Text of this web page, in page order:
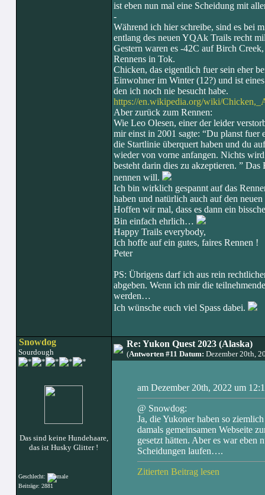
ist eben nun mal eine Scheidung mit
-
Während ich hier schreibe, sind es bei
entlang des neuen YQAk Trails recht
Gestern waren es -42C auf Birch
Rennens in Tok.
Chicken, das eigentlich fuer sein eher
Einwohner im Winter (12?) und ist
den ich noch nie besucht habe.
https://en.wikipedia.org/wiki/
Aber zurück zum Rennen:
Wie Leo Olesen, einer der leider
mir einst in 2001 sagte: “Du planst fuer
die Startlinie überquert haben und du
wieder von vorne anfangen. Nichts
besteht darin dies zu akzeptieren. ”
nennen will.
Ich bin wirklich gespannt auf das
haben und natürlich auch auf den
Hoffen wir mal, dass es dann ein
Bin einfach ehrlich…
Happy Trails everybody,
Ich hoffe auf ein gutes, faires Rennen !
Peter
PS: Übrigens darf ich aus rein
abgeben. Wenn ich mir die
werden…
Ich wünsche euch viel Spass dabei.
Snowdog
Sourdough
Das sind keine Hundehaare,
das ist Husky Glitter !
Geschlecht:
Beiträge: 2881
Re: Yukon Quest 2023 (Alaska)
(Antworten #11 Datum: Dezember 20th,
am Dezember 20th, 2022 um
@ Snowdog:
Ja, die Yukoner haben so
damals gemeinsamen Webseite
gesetzt hätten. Aber es war eben
Scheidungen laufen….
Zitierten Beitrag lesen